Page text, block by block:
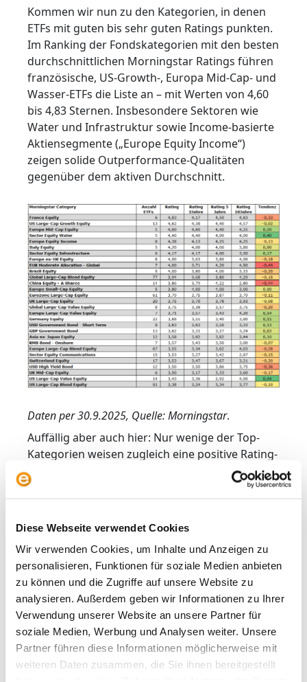
Diese Webseite verwendet Cookies
Wir verwenden Cookies, um Inhalte und Anzeigen zu
personalisieren, Funktionen für soziale Medien anbieten
zu können und die Zugriffe auf unsere Website zu
analysieren. Außerdem geben wir Informationen zu Ihrer
Verwendung unserer Website an unsere Partner für
soziale Medien, Werbung und Analysen weiter. Unsere
Partner führen diese Informationen möglicherweise mit
weiteren Daten zusammen, die Sie ihnen bereitgestellt
Kommen wir nun zu den Kategorien, in denen
ETFs mit guten bis sehr guten Ratings punkten.
Im Ranking der Fondskategorien mit den besten
durchschnittlichen Morningstar Ratings führen
französische, US-Growth-, Europa Mid-Cap- und
Wasser-ETFs die Liste an – mit Werten von 4,60
bis 4,83 Sternen. Insbesondere Sektoren wie
Water und Infrastruktur sowie Income-basierte
Aktiensegmente („Europe Equity Income“)
zeigen solide Outperformance-Qualitäten
gegenüber dem aktiven Durchschnitt.
Daten per 30.9.2025, Quelle: Morningstar.
Auffällig aber auch hier: Nur wenige der Top-
Kategorien weisen zugleich eine positive Rating-
Tendenz aus, sprich: Nur in Einzelfällen ist das
Drei-Jahres-Rating besser als das Fünf-Jahres-
Rating. Insbesondere „Sector Equity Water“
zeigen, dass sich die kurzfristige Bilanz jüngst
verbessert hat – oft getrieben durch
Megatrends wie Klimawandel und
Versorgungsinfrastruktur.
Deutlich negative Tendenzwerte, wie bei „EUR
Moderate Allocation – Global“ (–0,49) und „China
A-Shares“ (–0,44), mahnen jedoch zur Vorsicht –
dort hat die jüngste Performance überraschend
stark nachgelassen.